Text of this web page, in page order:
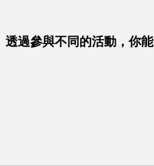
過參與不同的活動，你能